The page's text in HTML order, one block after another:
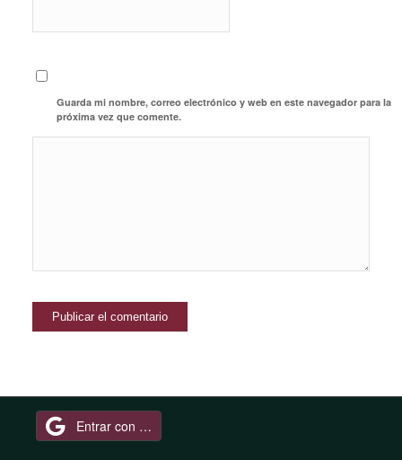
Guarda mi nombre, correo electrónico y web en este navegador para la
próxima vez que comente.
Entrar con Google